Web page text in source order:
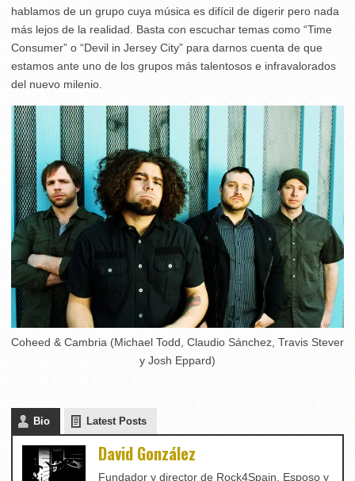
hablamos de un grupo cuya música es difícil de digerir pero nada
más lejos de la realidad. Basta con escuchar temas como “Time
Consumer” o “Devil in Jersey City” para darnos cuenta de que
estamos ante uno de los grupos más talentosos e infravalorados
del nuevo milenio.
Coheed & Cambria (Michael Todd, Claudio Sánchez, Travis Stever
y Josh Eppard)
Bio Latest Posts
David González
Fundador y director de Rock4Spain. Esposo y